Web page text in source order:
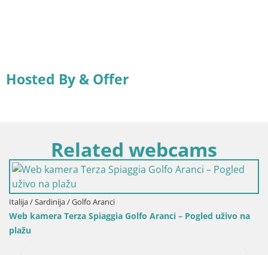
Hosted By & Offer
Related webcams
Italija / Sardinija / Golfo Aranci
Web kamera Terza Spiaggia Golfo Aranci – Pogled uživo na
plažu